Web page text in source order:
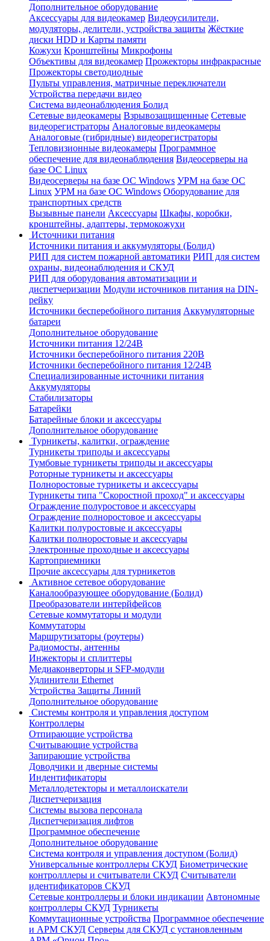
Дополнительное оборудование
Аксессуары для видеокамер Видеоусилители,
модуляторы, делители, устройства защиты Жёсткие
диски HDD и Карты памяти
Кожухи Кронштейны Микрофоны
Объективы для видеокамер Прожекторы инфракрасные
Прожекторы светодиодные
Пульты управления, матричные переключатели
Устройства передачи видео
Система видеонаблюдения Болид
Сетевые видеокамеры Взрывозащищенные Сетевые
видеорегистраторы Аналоговые видеокамеры
Аналоговые (гибридные) видеорегистраторы
Тепловизионные видеокамеры Программное
обеспечение для видеонаблюдения Видеосерверы на
базе ОС Linux
Видеосерверы на базе ОС Windows УРМ на базе ОС
Linux УРМ на базе ОС Windows Оборудование для
транспортных средств
Вызывные панели Аксессуары Шкафы, коробки,
кронштейны, адаптеры, термокожухи
Источники питания
Источники питания и аккумуляторы (Болид)
РИП для систем пожарной автоматики РИП для систем
охраны, видеонаблюдения и СКУД
РИП для оборудования автоматизации и
диспетчеризации Модули источников питания на DIN-
рейку
Источники бесперебойного питания Аккумуляторные
батареи
Дополнительное оборудование
Источники питания 12/24В
Источники бесперебойного питания 220В
Источники бесперебойного питания 12/24В
Специализированные источники питания
Аккумуляторы
Стабилизаторы
Батарейки
Батарейные блоки и аксессуары
Дополнительное оборудование
Турникеты, калитки, ограждение
Турникеты триподы и аксессуары
Тумбовые турникеты триподы и аксессуары
Роторные турникеты и аксессуары
Полноростовые турникеты и аксессуары
Турникеты типа "Скоростной проход" и аксессуары
Ограждение полуростовое и аксессуары
Ограждение полноростовое и аксессуары
Калитки полуростовые и аксессуары
Калитки полноростовые и аксессуары
Электронные проходные и аксессуары
Картоприемники
Прочие аксессуары для турникетов
Активное сетевое оборудование
Каналообразующее оборудование (Болид)
Преобразователи интерйфейсов
Сетевые коммутаторы и модули
Коммутаторы
Маршрутизаторы (роутеры)
Радиомосты, антенны
Инжекторы и сплиттеры
Медиаконверторы и SFP-модули
Удлинители Ethernet
Устройства Защиты Линий
Дополнительное оборудование
Системы контроля и управления доступом
Контроллеры
Отпирающие устройства
Считывающие устройства
Запирающие устройства
Доводчики и дверные системы
Индентификаторы
Металлодетекторы и металлоискатели
Диспетчеризация
Системы вызова персонала
Диспетчеризация лифтов
Программное обеспечение
Дополнительное оборудование
Система контроля и управления доступом (Болид)
Универсальные контроллеры СКУД Биометрические
контролллеры и считыватели СКУД Считыватели
идентификаторов СКУД
Сетевые контроллеры и блоки индикации Автономные
контроллеры СКУД Турникеты
Коммутационные устройства Программное обеспечение
и АРМ СКУД Серверы для СКУД с установленным